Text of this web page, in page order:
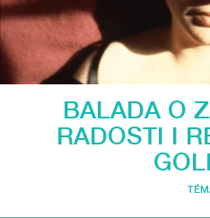
BALADA O
RADOSTI I